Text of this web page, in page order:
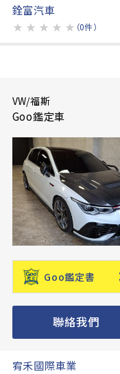
銓富汽車
★ ★ ★ ★ ★ （0件）
VW/福斯
Goo鑑定車
Goo鑑定書
聯絡我們
宥禾國際車業